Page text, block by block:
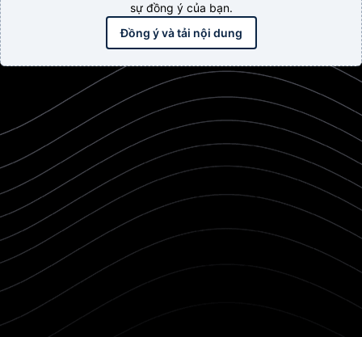
sự đồng ý của bạn.
Đồng ý và tải nội dung